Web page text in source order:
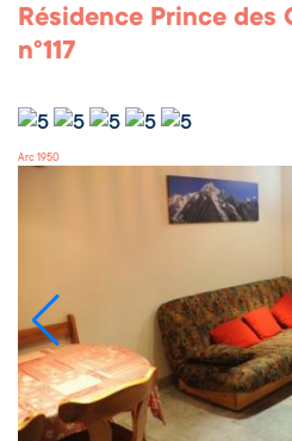
Résidence Prince des
n°117
Arc 1950